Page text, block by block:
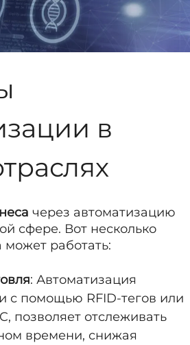
в
через автоматизацию
сфере. Вот несколько
работать:
: Автоматизация
с помощью RFID-тегов или
позволяет отслеживать
времени, снижая